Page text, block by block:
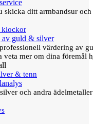
skicka ditt armbandsur
klockor
av guld & silver
värdering av
veta mer om dina föremål
& tenn
och andra